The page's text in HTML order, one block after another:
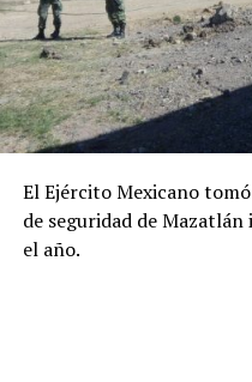
El Ejército Mexicano
de seguridad de
el año.